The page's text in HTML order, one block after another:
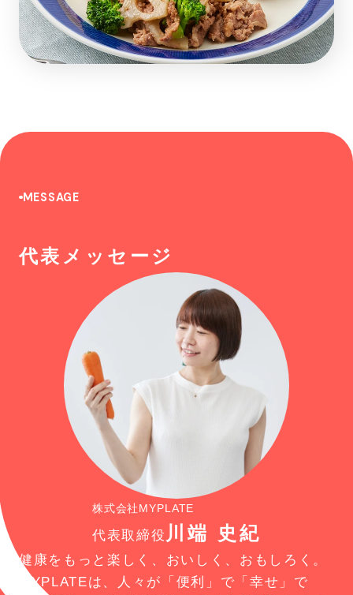
MESSAGE
代表メッセージ
株式会社MYPLATE
代表取締役 川端 史紀
健康をもっと楽しく、おいしく、おもしろく。
MYPLATEは、人々が「便利」で「幸せ」で